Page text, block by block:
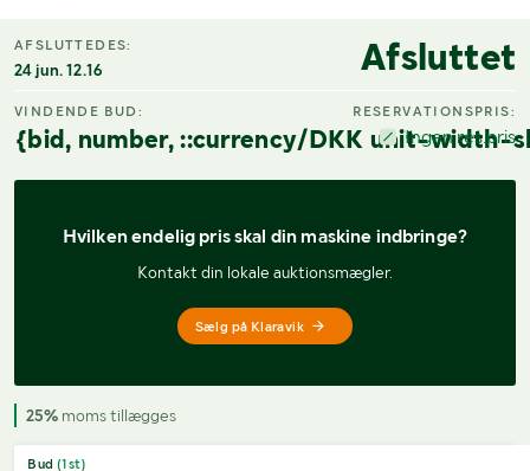
AFSLUTTEDES:
24 jun. 12.16 Afsluttet
VINDENDE BUD:
{bid, number, ::currency/DKK unit-width-
RESERVATIONSPRIS:
Ingen res.pris
Hvilken endelig pris skal din maskine indbringe?
Kontakt din lokale auktionsmægler.
Sælg på Klaravik
25% moms tillægges
Bud (1st)